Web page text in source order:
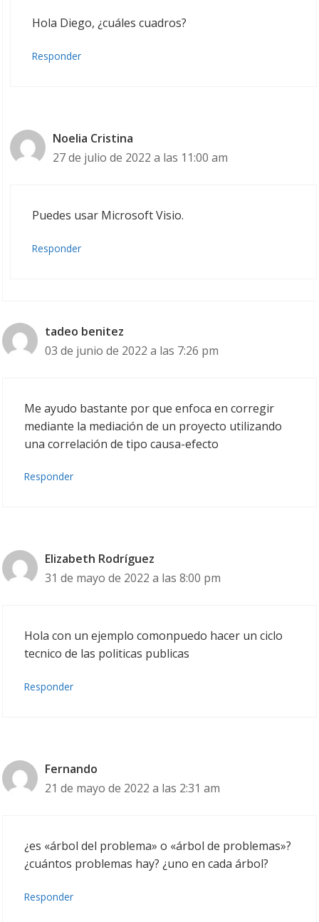
Hola Diego, ¿cuáles cuadros?
Responder
Noelia Cristina
27 de julio de 2022 a las 11:00 am
Puedes usar Microsoft Visio.
Responder
tadeo benitez
03 de junio de 2022 a las 7:26 pm
Me ayudo bastante por que enfoca en corregir
mediante la mediación de un proyecto utilizando
una correlación de tipo causa-efecto
Responder
Elizabeth Rodríguez
31 de mayo de 2022 a las 8:00 pm
Hola con un ejemplo comonpuedo hacer un ciclo
tecnico de las politicas publicas
Responder
Fernando
21 de mayo de 2022 a las 2:31 am
¿es «árbol del problema» o «árbol de problemas»?
¿cuántos problemas hay? ¿uno en cada árbol?
Responder